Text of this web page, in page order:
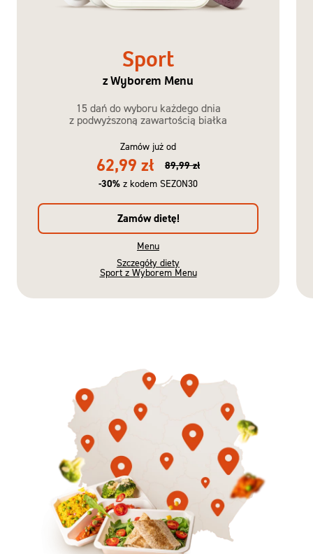
Sport
z Wyborem Menu
15 dań do wyboru każdego dnia
z podwyższoną zawartością białka
Zamów już od
62,99 zł
89,99 zł
-30% z kodem SEZON30
Zamów dietę!
Menu
Szczegóły diety
Sport z Wyborem Menu